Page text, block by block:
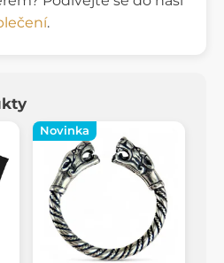
.
Novinka